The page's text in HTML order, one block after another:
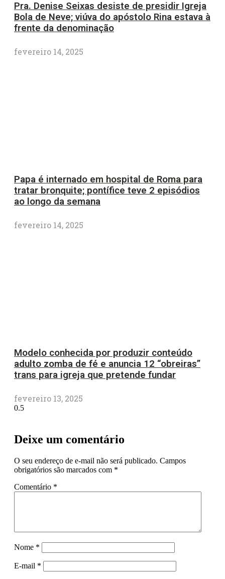
Pra. Denise Seixas desiste de presidir Igreja
Bola de Neve; viúva do apóstolo Rina estava à
frente da denominação
fevereiro 14, 2025
Papa é internado em hospital de Roma para
tratar bronquite; pontífice teve 2 episódios
ao longo da semana
fevereiro 14, 2025
Modelo conhecida por produzir conteúdo
adulto zomba de fé e anuncia 12 “obreiras”
trans para igreja que pretende fundar
fevereiro 13, 2025
Deixe um comentário
O seu endereço de e-mail não será publicado. Campos
obrigatórios são marcados com *
Comentário *
Nome *
E-mail *